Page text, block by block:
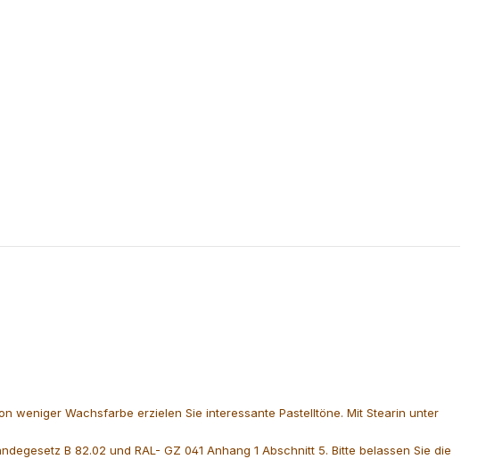
weniger Wachsfarbe erzielen Sie interessante Pastelltöne. Mit Stearin unter
B 82.02 und RAL- GZ 041 Anhang 1 Abschnitt 5. Bitte belassen Sie die